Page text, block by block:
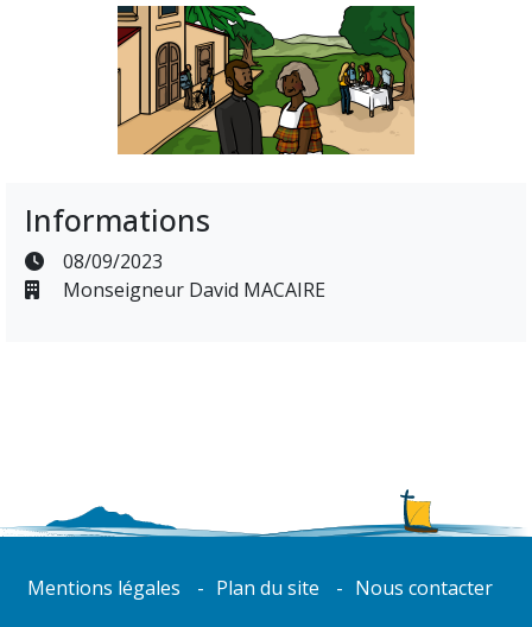
Informations
08/09/2023
Monseigneur David MACAIRE
Mentions légales Plan du site Nous contacter